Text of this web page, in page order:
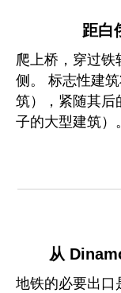
距白
爬上桥，穿过铁
侧。 标志性建
筑），紧随其后
子的大型建筑）。
从
地铁的必要出口